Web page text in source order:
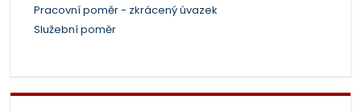
Pracovní poměr - zkrácený úvazek
Služební poměr